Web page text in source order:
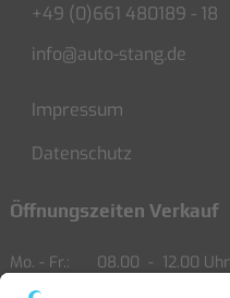
+49 (0)661 480189 - 18
info@auto-stang.de
Impressum
Datenschutz
Öffnungszeiten Verkauf
Mo. - Fr. 08.00 - 12.00 Uhr